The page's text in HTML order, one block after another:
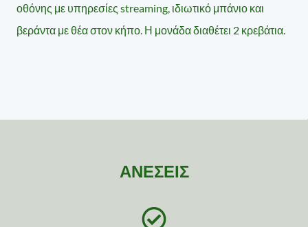
οθόνης με υπηρεσίες streaming, ιδιωτικό μπάνιο και
βεράντα με θέα στον κήπο. Η μονάδα διαθέτει 2 κρεβάτια.
ΑΝΕΣΕΙΣ